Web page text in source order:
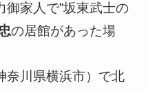
家人で”坂東武士の
の居館があった場
奈川県横浜市）で北